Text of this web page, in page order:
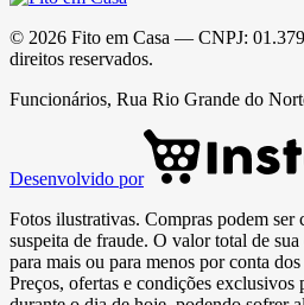
© 2026 Fito em Casa — CNPJ:
direitos reservados.
Funcionários, Rua Rio Grande do
Desenvolvido por
Fotos ilustrativas. Compras podem ser
suspeita de fraude. O valor total de
para mais ou para menos por conta
Preços, ofertas e condições exclusivos